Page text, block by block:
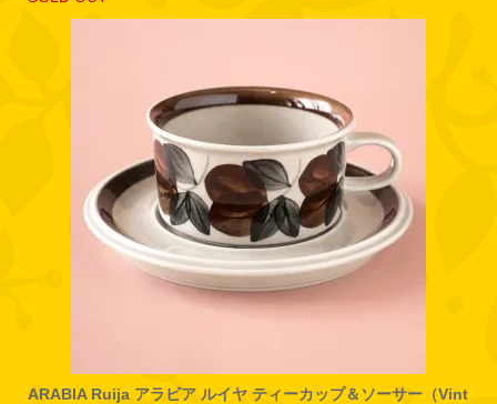
ARABIA Ruija アラビア ルイヤ ティーカップ＆ソーサー（Vint